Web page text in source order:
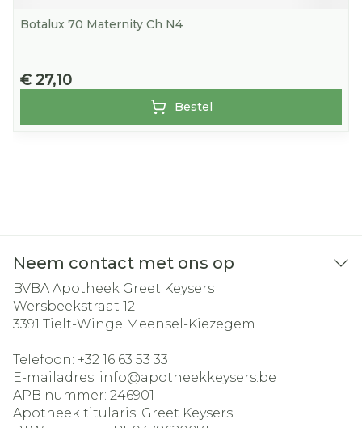
Botalux 70 Maternity Ch N4
€ 27,10
Bestel
Neem contact met ons op
BVBA Apotheek Greet Keysers
Wersbeekstraat 12
3391 Tielt-Winge Meensel-Kiezegem
Telefoon: +32 16 63 53 33
E-mailadres: info@apotheekkeysers.be
APB nummer: 246901
Apotheek titularis: Greet Keysers